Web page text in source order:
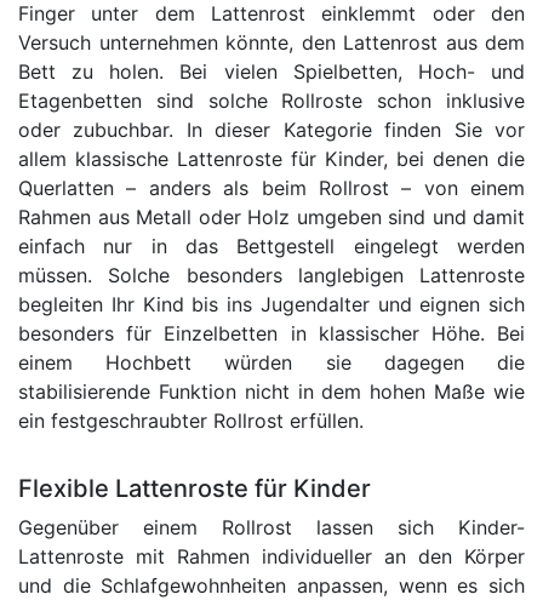
Finger unter dem Lattenrost einklemmt oder den
Versuch unternehmen könnte, den Lattenrost aus dem
Bett zu holen. Bei vielen Spielbetten, Hoch- und
Etagenbetten sind solche Rollroste schon inklusive
oder zubuchbar. In dieser Kategorie finden Sie vor
allem klassische Lattenroste für Kinder, bei denen die
Querlatten – anders als beim Rollrost – von einem
Rahmen aus Metall oder Holz umgeben sind und damit
einfach nur in das Bettgestell eingelegt werden
müssen. Solche besonders langlebigen Lattenroste
begleiten Ihr Kind bis ins Jugendalter und eignen sich
besonders für Einzelbetten in klassischer Höhe. Bei
einem Hochbett würden sie dagegen die
stabilisierende Funktion nicht in dem hohen Maße wie
ein festgeschraubter Rollrost erfüllen.
Flexible Lattenroste für Kinder
Gegenüber einem Rollrost lassen sich Kinder-
Lattenroste mit Rahmen individueller an den Körper
und die Schlafgewohnheiten anpassen, wenn es sich